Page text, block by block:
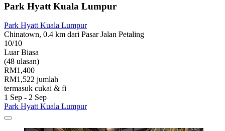
Park Hyatt Kuala Lumpur
Park Hyatt Kuala Lumpur
Chinatown, 0.4 km dari Pasar Jalan Petaling
10/10
Luar Biasa
(48 ulasan)
RM1,400
RM1,522 jumlah
termasuk cukai & fi
1 Sep - 2 Sep
Park Hyatt Kuala Lumpur